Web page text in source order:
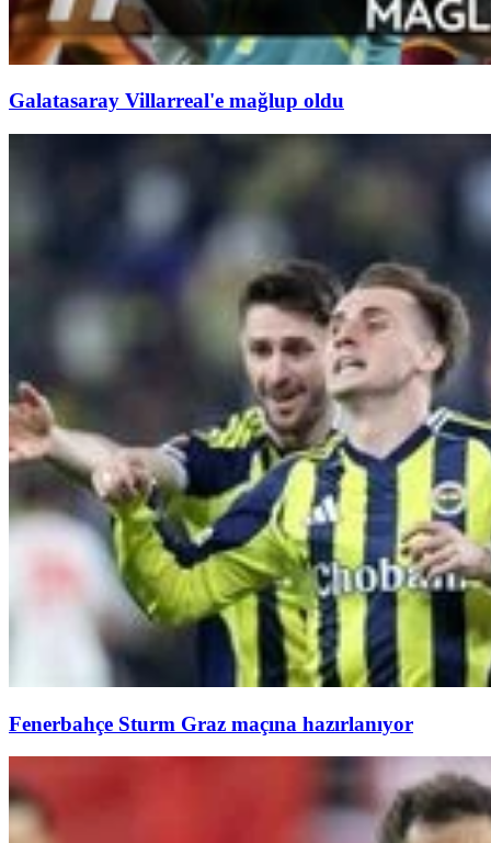
Galatasaray Villarreal'e mağlup oldu
Fenerbahçe Sturm Graz maçına hazırlanıyor